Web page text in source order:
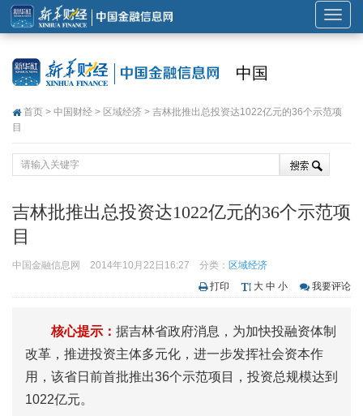
展
开
导
中国
首页 > 中国财经 > 区域经济 > 吉林批推出总投资达1022亿元的36个示范项
目
吉林批推出总投资达1022亿元的36个示范项
目
中国金融信息网 2014年10月22日16:27 分类： 区域经济
打印
大 中 小 我要评论
核心提示： 据吉林省政府消息，为加快投融资体制
改革，推进投资主体多元化，进一步发挥社会资本作
用，该省日前首批推出36个示范项目，投资总规模达到
1022亿元。